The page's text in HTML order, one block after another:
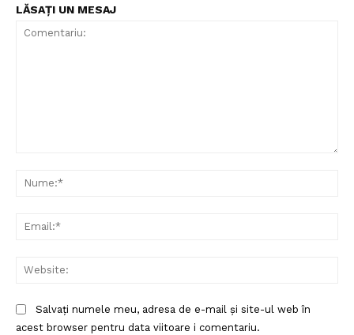
LĂSAȚI UN MESAJ
Salvați numele meu, adresa de e-mail și site-ul web în
acest browser pentru data viitoare i comentariu.